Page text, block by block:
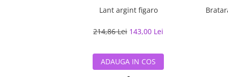
Lant argint figaro
214,86 Lei 143,00 Lei
ADAUGA IN COS